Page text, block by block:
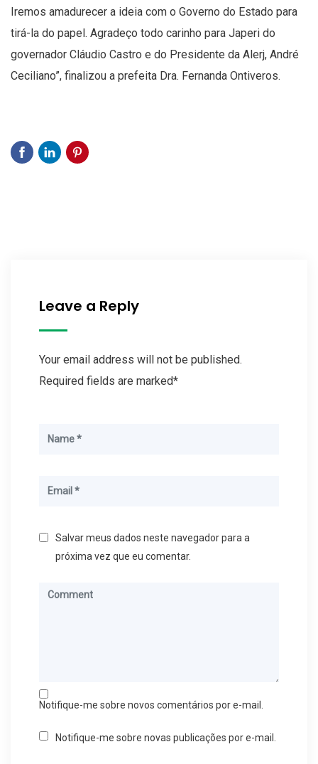
Iremos amadurecer a ideia com o Governo do Estado para
tirá-la do papel. Agradeço todo carinho para Japeri do
governador Cláudio Castro e do Presidente da Alerj, André
Ceciliano”, finalizou a prefeita Dra. Fernanda Ontiveros.
Leave a Reply
Your email address will not be published.
Required fields are marked*
Salvar meus dados neste navegador para a
próxima vez que eu comentar.
Notifique-me sobre novos comentários por e-mail.
Notifique-me sobre novas publicações por e-mail.